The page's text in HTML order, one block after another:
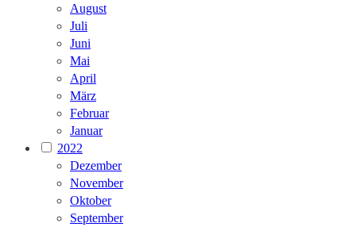
August
Juli
Juni
Mai
April
März
Februar
Januar
2022
Dezember
November
Oktober
September